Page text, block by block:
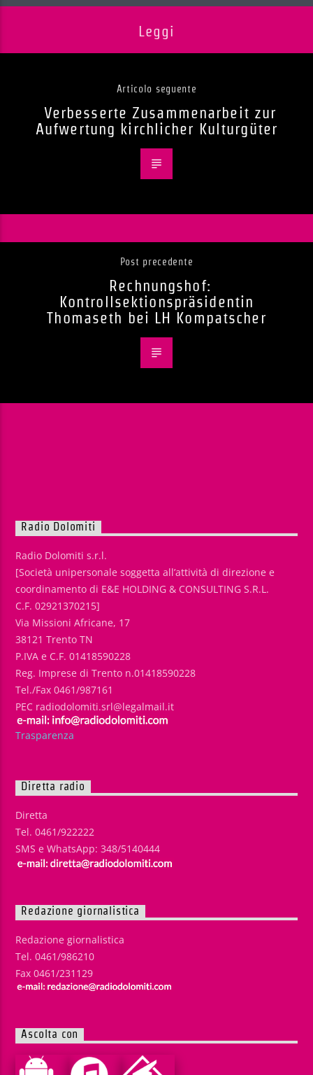
Leggi
Articolo seguente
Verbesserte Zusammenarbeit zur
Aufwertung kirchlicher Kulturgüter
Post precedente
Rechnungshof:
Kontrollsektionspräsidentin
Thomaseth bei LH Kompatscher
Radio Dolomiti
Radio Dolomiti s.r.l.
[Società unipersonale soggetta all’attività di direzione e
coordinamento di E&E HOLDING & CONSULTING S.R.L.
C.F. 02921370215]
Via Missioni Africane, 17
38121 Trento TN
P.IVA e C.F. 01418590228
Reg. Imprese di Trento n.01418590228
Tel./Fax 0461/987161
PEC radiodolomiti.srl@legalmail.it
Trasparenza
Diretta radio
Diretta
Tel. 0461/922222
SMS e WhatsApp: 348/5140444
Redazione giornalistica
Redazione giornalistica
Tel. 0461/986210
Fax 0461/231129
Ascolta con